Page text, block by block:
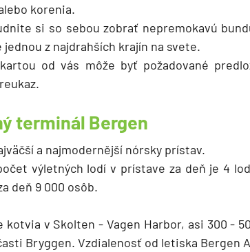
korenia.
si so sebou zobrať nepremokavú
jednou z najdrahších krajín na svete.
od vás môže byť požadované
terminál Bergen
a najmodernější nórsky prístav.
výletných lodí v prístave za deň je 4
deň 9 000 osôb.
kotvia v Skolten - Vagen Harbor, asi 300 -
Bryggen. Vzdialenosť od letiska Bergen